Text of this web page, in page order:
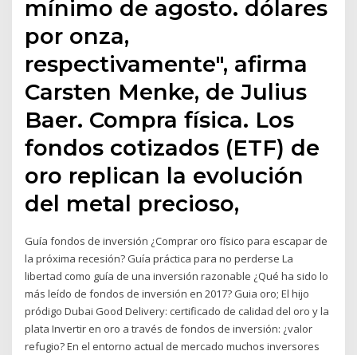
mínimo de agosto. dólares
por onza,
respectivamente", afirma
Carsten Menke, de Julius
Baer. Compra física. Los
fondos cotizados (ETF) de
oro replican la evolución
del metal precioso,
Guía fondos de inversión ¿Comprar oro físico para escapar de
la próxima recesión? Guía práctica para no perderse La
libertad como guía de una inversión razonable ¿Qué ha sido lo
más leído de fondos de inversión en 2017? Guia oro; El hijo
pródigo Dubai Good Delivery: certificado de calidad del oro y la
plata Invertir en oro a través de fondos de inversión: ¿valor
refugio? En el entorno actual de mercado muchos inversores